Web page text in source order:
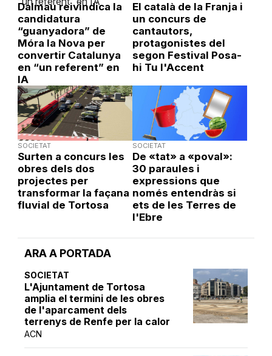
ARA A PORTADA
SOCIETAT
L'Ajuntament de Tortosa
amplia el termini de les obres
de l'aparcament dels
terrenys de Renfe per la calor
ACN
Dalmau reivindica la
candidatura
“guanyadora” de
Móra la Nova per
convertir Catalunya
en “un referent” en
IA
El català de la Franja i
un concurs de
cantautors,
protagonistes del
segon Festival Posa-
hi Tu l'Accent
SOCIETAT
Surten a concurs les
obres dels dos
projectes per
transformar la façana
fluvial de Tortosa
SOCIETAT
De «tat» a «poval»:
30 paraules i
expressions que
només entendràs si
ets de les Terres de
l'Ebre